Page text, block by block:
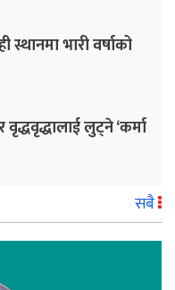
भारी वर्षाको
वृद्धवृद्धालाई लुट्ने ‘कर्मा
सबै